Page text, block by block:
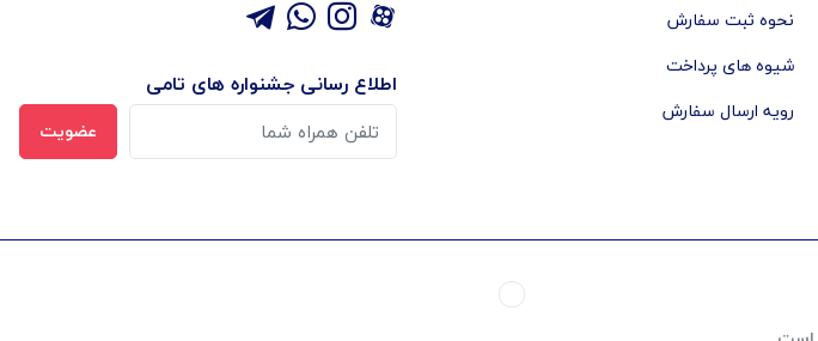
نحوه ثبت سفارش
شیوه های پرداخت
رویه ارسال سفارش
اطلاع رسانی جشنواره های تامی
عضویت